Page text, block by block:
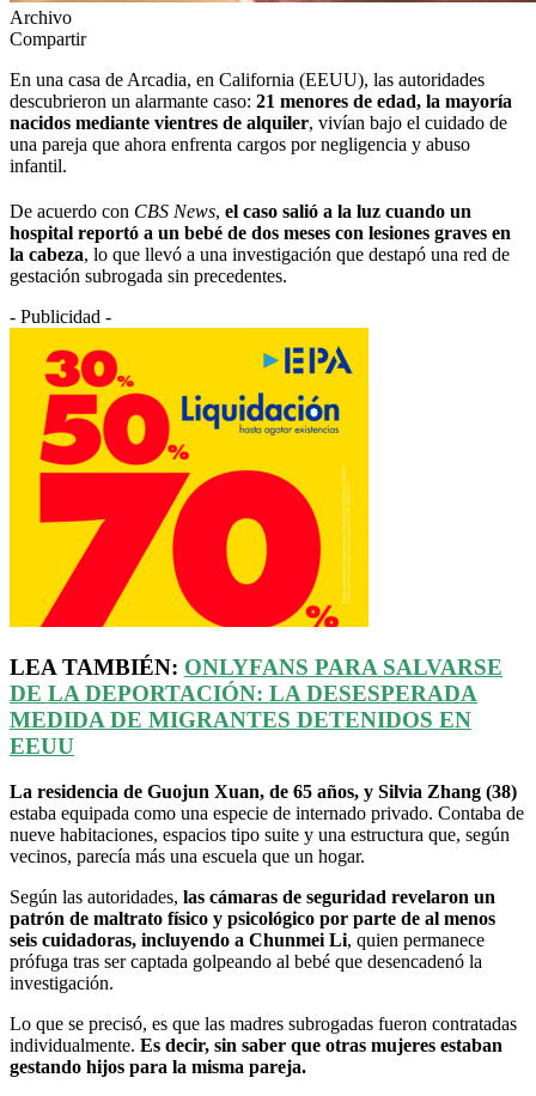
Archivo
Compartir
En una casa de Arcadia, en California (EEUU), las autoridades
descubrieron un alarmante caso: 21 menores de edad, la mayoría
nacidos mediante vientres de alquiler, vivían bajo el cuidado de
una pareja que ahora enfrenta cargos por negligencia y abuso
infantil.
De acuerdo con CBS News, el caso salió a la luz cuando un
hospital reportó a un bebé de dos meses con lesiones graves en
la cabeza, lo que llevó a una investigación que destapó una red de
gestación subrogada sin precedentes.
- Publicidad -
LEA TAMBIÉN: ONLYFANS PARA SALVARSE
DE LA DEPORTACIÓN: LA DESESPERADA
MEDIDA DE MIGRANTES DETENIDOS EN
EEUU
La residencia de Guojun Xuan, de 65 años, y Silvia Zhang (38)
estaba equipada como una especie de internado privado. Contaba de
nueve habitaciones, espacios tipo suite y una estructura que, según
vecinos, parecía más una escuela que un hogar.
Según las autoridades, las cámaras de seguridad revelaron un
patrón de maltrato físico y psicológico por parte de al menos
seis cuidadoras, incluyendo a Chunmei Li, quien permanece
prófuga tras ser captada golpeando al bebé que desencadenó la
investigación.
Lo que se precisó, es que las madres subrogadas fueron contratadas
individualmente. Es decir, sin saber que otras mujeres estaban
gestando hijos para la misma pareja.